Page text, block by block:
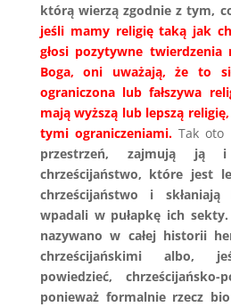
którą wierzą zgodnie z tym,
jeśli mamy religię taką jak
głosi pozytywne
Boga, oni uważają, że to
ograniczona lub fałszywa
mają wyższą lub lepszą
tymi ograniczeniami.Tak oto
przestrzeń, zajmują ją i
chrześcijaństwo, które jest
chrześcijaństwo i
wpadali w pułapkę ich
nazywano w całej historii
chrześcijańskimi albo,
powiedzieć,
ponieważ formalnie rzecz